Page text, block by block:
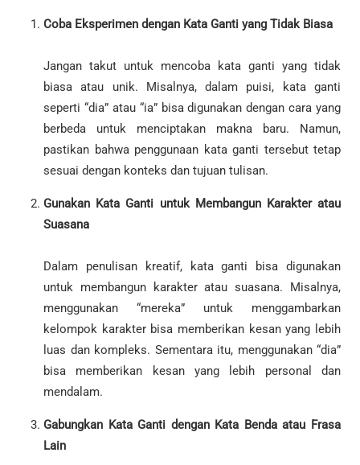
Coba Eksperimen dengan Kata Ganti yang Tidak Biasa
Jangan takut untuk mencoba kata ganti yang tidak
biasa atau unik. Misalnya, dalam puisi, kata ganti
seperti “dia” atau “ia” bisa digunakan dengan cara yang
berbeda untuk menciptakan makna baru. Namun,
pastikan bahwa penggunaan kata ganti tersebut tetap
sesuai dengan konteks dan tujuan tulisan.
Gunakan Kata Ganti untuk Membangun Karakter atau
Suasana
Dalam penulisan kreatif, kata ganti bisa digunakan
untuk membangun karakter atau suasana. Misalnya,
menggunakan “mereka” untuk menggambarkan
kelompok karakter bisa memberikan kesan yang lebih
luas dan kompleks. Sementara itu, menggunakan “dia”
bisa memberikan kesan yang lebih personal dan
mendalam.
Gabungkan Kata Ganti dengan Kata Benda atau Frasa
Lain